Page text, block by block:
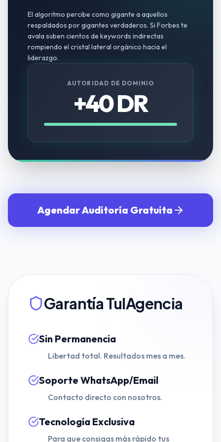
El algoritmo percibe como gigante a aquellos
respaldados por gigantes verdaderos. Si Forbes te
avala suben cientos de keywords indirectas
rompiendo el cristal lateral orgánico hacia el
liderazgo.
AUTORIDAD DE DOMINIO
+40 DR
Agendar Auditoría Gratuita
Garantía TuIAgencia
Sin Permanencia
Libertad total. Resultados mes a mes.
Soporte WhatsApp/Email
Contacto directo con nosotros.
Tecnología Exclusiva
Para que consigas más rápido tus